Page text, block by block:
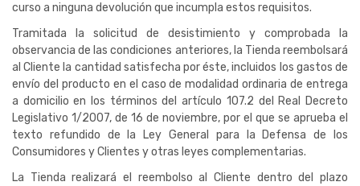
curso a ninguna devolución que incumpla estos requisitos.
Tramitada la solicitud de desistimiento y comprobada la
observancia de las condiciones anteriores, la Tienda reembolsará
al Cliente la cantidad satisfecha por éste, incluidos los gastos de
envío del producto en el caso de modalidad ordinaria de entrega
a domicilio en los términos del artículo 107.2 del Real Decreto
Legislativo 1/2007, de 16 de noviembre, por el que se aprueba el
texto refundido de la Ley General para la Defensa de los
Consumidores y Clientes y otras leyes complementarias.
La Tienda realizará el reembolso al Cliente dentro del plazo